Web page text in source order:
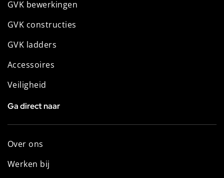
GVK bewerkingen
GVK constructies
GVK ladders
Accessoires
Veiligheid
Ga direct naar
Over ons
Werken bij